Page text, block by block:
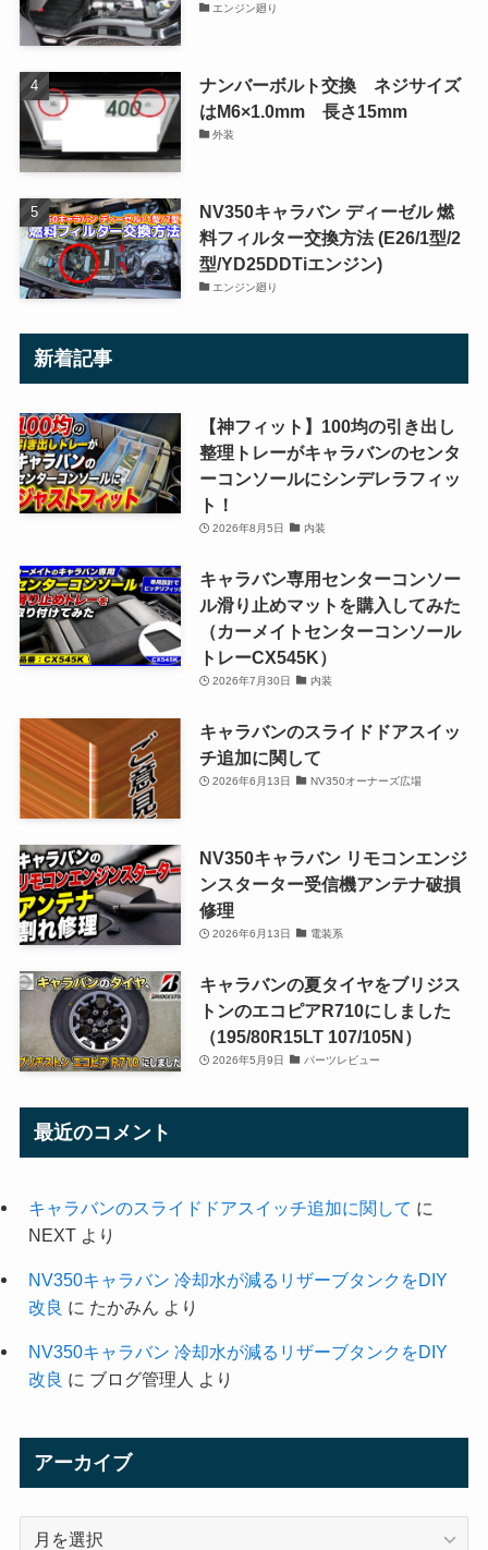
エンジン廻り
ナンバーボルト交換 ネジサイズ
はM6×1.0mm 長さ15mm
外装
NV350キャラバン ディーゼル 燃
料フィルター交換方法 (E26/1型/2
型/YD25DDTiエンジン)
エンジン廻り
新着記事
【神フィット】100均の引き出し
整理トレーがキャラバンのセンタ
ーコンソールにシンデレラフィッ
ト！
2026年8月5日 内装
キャラバン専用センターコンソー
ル滑り止めマットを購入してみた
（カーメイトセンターコンソール
トレーCX545K）
2026年7月30日 内装
キャラバンのスライドドアスイッ
チ追加に関して
2026年6月13日 NV350オーナーズ広場
NV350キャラバン リモコンエンジ
ンスターター受信機アンテナ破損
修理
2026年6月13日 電装系
キャラバンの夏タイヤをブリジス
トンのエコピアR710にしました
（195/80R15LT 107/105N）
2026年5月9日 パーツレビュー
最近のコメント
キャラバンのスライドドアスイッチ追加に関して に
NEXTより
NV350キャラバン 冷却水が減るリザーブタンクをDIY
改良 に たかみん より
NV350キャラバン 冷却水が減るリザーブタンクをDIY
改良 に ブログ管理人 より
アーカイブ